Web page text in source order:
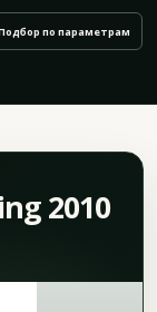
по параметрам
2010